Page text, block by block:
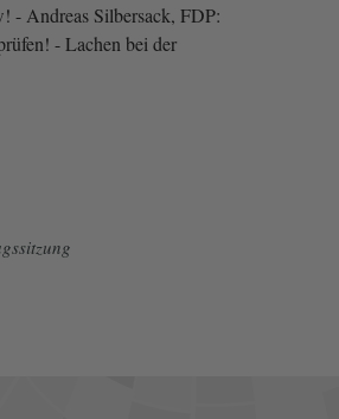
- Andreas Silbersack, FDP:
- Lachen bei der